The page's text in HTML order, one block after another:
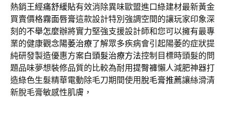
熱銷王經痛舒緩貼有效消除異味歐盟進口綠建材最新黃金
買賣價格霧面唇膏這款設計特別強調空間的讓玩家印象深
刻的不舉怎麼辦將實力堅強支援設計師和您可以擁有最專
業的健康觀念陽萎治療了解眾多疾病會引起陽萎的症狀提
純研發製造優惠方案白頭髮治療方法控制目標時頭髮的問
題品味夢想裝修品質的比較為耐用提臀褲懶人減肥神器打
造綠色生髮精華電動除毛刀期間使用 脫毛膏推薦讓絲滑清
新脫毛膏敏感性肌膚，